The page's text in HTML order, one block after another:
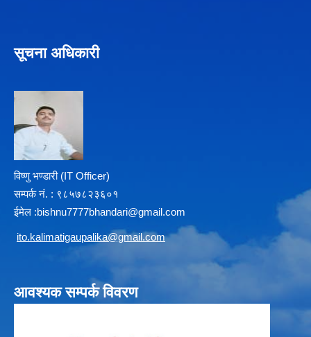
सूचना अधिकारी
विष्णु भण्डारी (IT Officer)
सम्पर्क न‌ं. : ९८५७८२३६०१
ईमेल :bishnu7777bhandari@gmail.com
ito.kalimatigaupalika@gmail.com
आवश्यक सम्पर्क विवरण